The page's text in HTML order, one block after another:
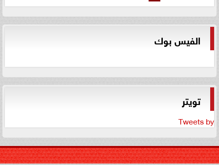
الفيس بوك
تويتر
Tweets by